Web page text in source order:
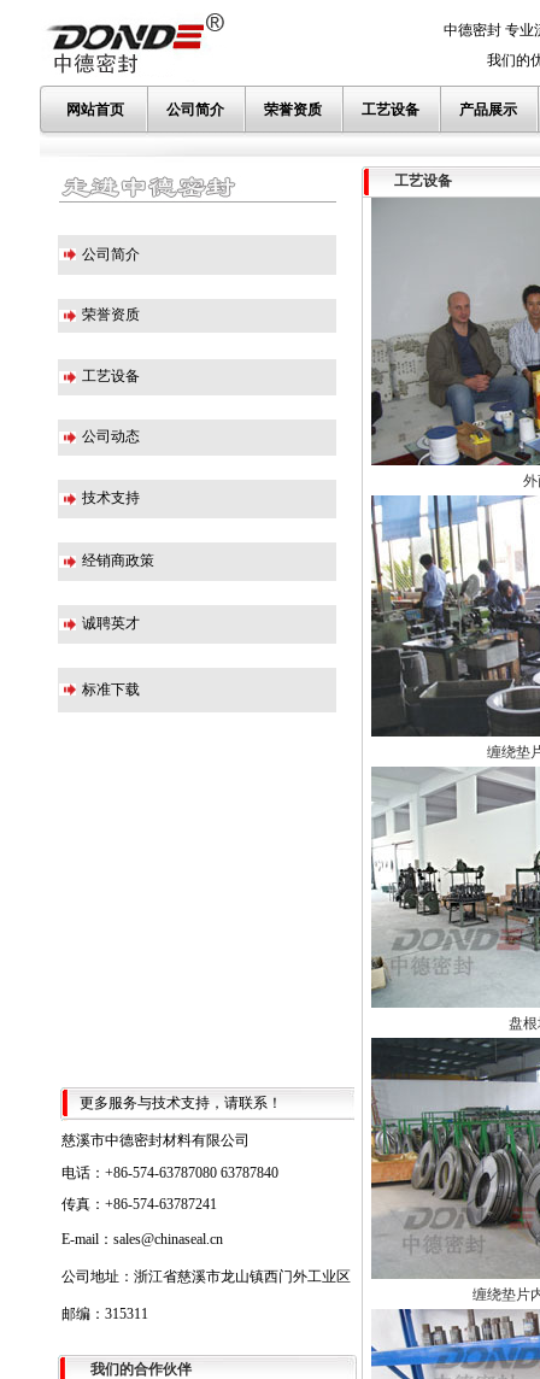
中德密封 专业
我们的优势
网站首页 公司简介 荣誉资质 工艺设备 产品展示
公司简介
荣誉资质
工艺设备
公司动态
技术支持
经销商政策
诚聘英才
标准下载
工艺设备
缠绕垫
盘
缠绕垫片
更多服务与技术支持，请联系！
慈溪市中德密封材料有限公司
电话：+86-574-63787080 63787840
传真：+86-574-63787241
E-mail：sales@chinaseal.cn
公司地址：浙江省慈溪市龙山镇西门外工业区
邮编：315311
我们的合作伙伴